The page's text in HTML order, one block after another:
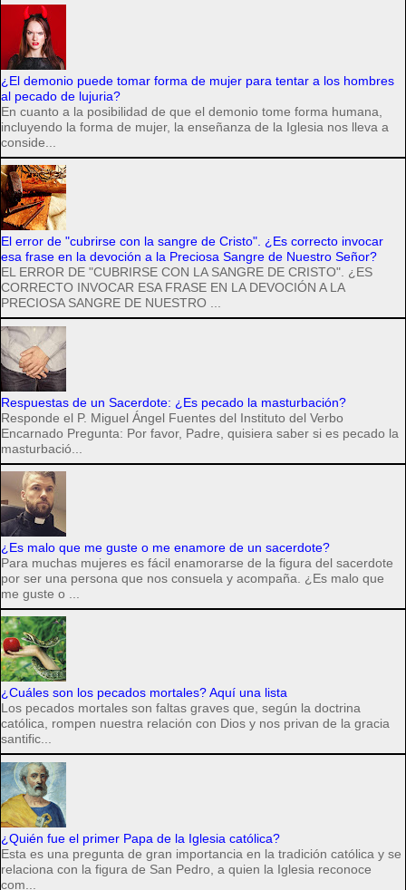
¿El demonio puede tomar forma de mujer para tentar a los hombres
al pecado de lujuria?
En cuanto a la posibilidad de que el demonio tome forma humana,
incluyendo la forma de mujer, la enseñanza de la Iglesia nos lleva a
conside...
El error de "cubrirse con la sangre de Cristo". ¿Es correcto invocar
esa frase en la devoción a la Preciosa Sangre de Nuestro Señor?
EL ERROR DE "CUBRIRSE CON LA SANGRE DE CRISTO". ¿ES
CORRECTO INVOCAR ESA FRASE EN LA DEVOCIÓN A LA
PRECIOSA SANGRE DE NUESTRO ...
Respuestas de un Sacerdote: ¿Es pecado la masturbación?
Responde el P. Miguel Ángel Fuentes del Instituto del Verbo
Encarnado Pregunta: Por favor, Padre, quisiera saber si es pecado la
masturbació...
¿Es malo que me guste o me enamore de un sacerdote?
Para muchas mujeres es fácil enamorarse de la figura del sacerdote
por ser una persona que nos consuela y acompaña. ¿Es malo que
me guste o ...
¿Cuáles son los pecados mortales? Aquí una lista
Los pecados mortales son faltas graves que, según la doctrina
católica, rompen nuestra relación con Dios y nos privan de la gracia
santific...
¿Quién fue el primer Papa de la Iglesia católica?
Esta es una pregunta de gran importancia en la tradición católica y se
relaciona con la figura de San Pedro, a quien la Iglesia reconoce
com...